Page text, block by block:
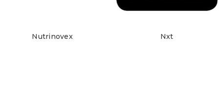
Nutrinovex Nxt